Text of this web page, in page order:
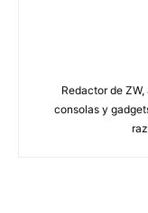
Redactor de
consolas y